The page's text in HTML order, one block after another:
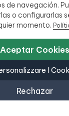
de navegación.
o configurarlas
momento.
Rechazar
I
Aceptar Cookies
18 mesi